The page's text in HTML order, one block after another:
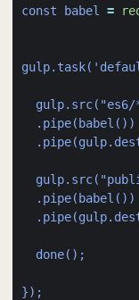
const babel
=
.pipe(babel())
.pipe(babel())
done();
});